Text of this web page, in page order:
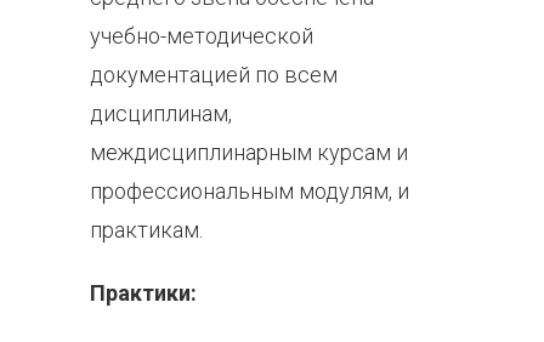
учебно-методической
документацией по всем
дисциплинам,
междисциплинарным курсам и
профессиональным модулям, и
практикам.
Практики: